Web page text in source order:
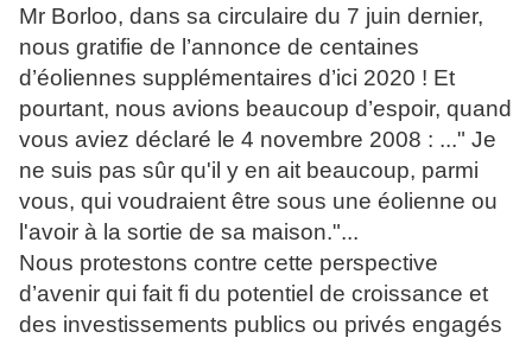
Mr Borloo, dans sa circulaire du 7 juin dernier,
nous gratifie de l’annonce de centaines
d’éoliennes supplémentaires d’ici 2020 ! Et
pourtant, nous avions beaucoup d’espoir, quand
vous aviez déclaré le 4 novembre 2008 : ..." Je
ne suis pas sûr qu'il y en ait beaucoup, parmi
vous, qui voudraient être sous une éolienne ou
l'avoir à la sortie de sa maison."...
Nous protestons contre cette perspective
d’avenir qui fait fi du potentiel de croissance et
des investissements publics ou privés engagés